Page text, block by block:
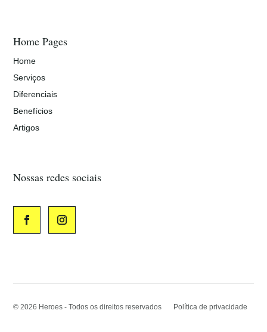
Home Pages
Home
Serviços
Diferenciais
Benefícios
Artigos
Nossas redes sociais
© 2026 Heroes - Todos os direitos reservados Política de privacidade